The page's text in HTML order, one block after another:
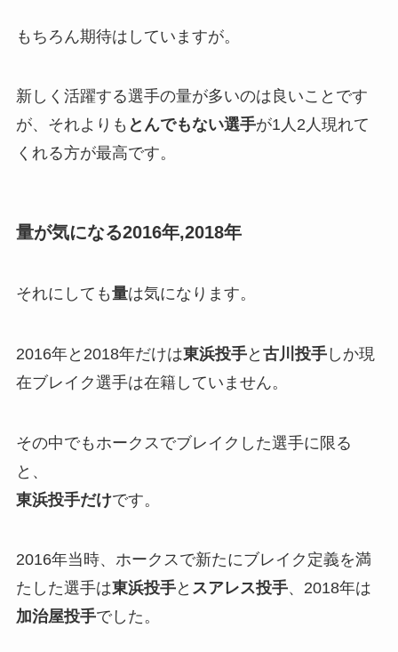
もちろん期待はしていますが。
新しく活躍する選手の量が多いのは良いことです
が、それよりも とんでもない選手が1人2人現れて
くれる方が最高です。
量が気になる2016年,2018年
それにしても量は気になります。
2016年と2018年だけは東浜投手と 古川投手しか現
在ブレイク選手は在籍していません。
その中でもホークスでブレイクした選手に限る
と、
東浜投手だけです。
2016年当時、ホークスで新たにブレイク定義を満
たした選手は東浜投手と スアレス投手、2018年は
加治屋投手でした。